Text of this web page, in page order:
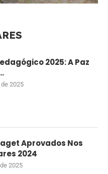
2025: A Paz
2025
Aprovados Nos
2024
2025